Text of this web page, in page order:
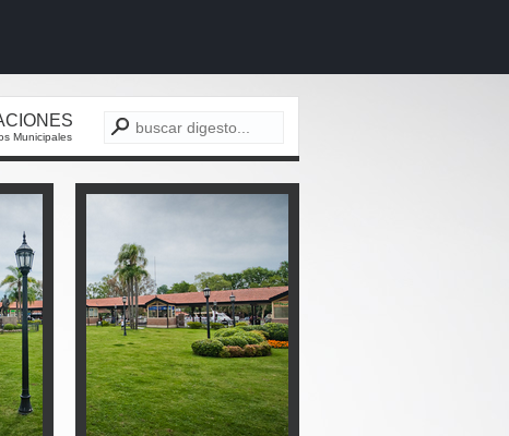
Municipales